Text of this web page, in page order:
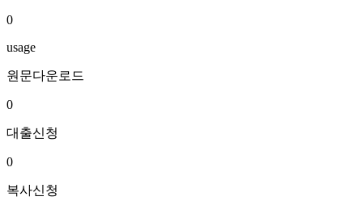
0
usage
원문다운로드
0
대출신청
0
복사신청